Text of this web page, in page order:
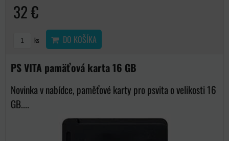
32 €
ks DO KOŠÍKA
PS VITA pamäťová karta 16 GB
Novinka v nabídce, paměťové karty pro psvita o velikosti 16
GB....